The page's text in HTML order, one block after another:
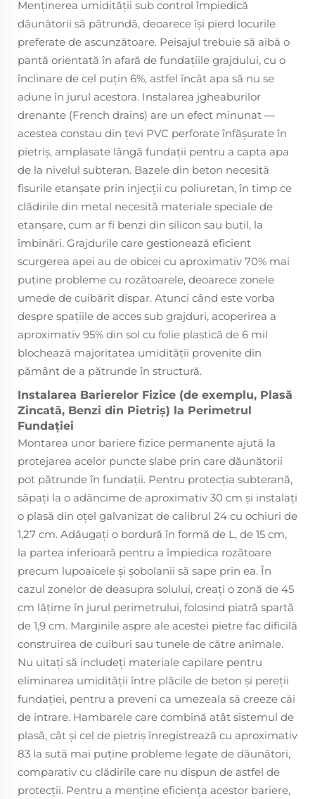
Menținerea umidității sub control împiedică
dăunătorii să pătrundă, deoarece își pierd locurile
preferate de ascunzătoare. Peisajul trebuie să aibă o
pantă orientată în afară de fundațiile grajdului, cu o
înclinare de cel puțin 6%, astfel încât apa să nu se
adune în jurul acestora. Instalarea jgheaburilor
drenante (French drains) are un efect minunat —
acestea constau din țevi PVC perforate înfășurate în
pietriș, amplasate lângă fundații pentru a capta apa
de la nivelul subteran. Bazele din beton necesită
fisurile etanșate prin injecții cu poliuretan, în timp ce
clădirile din metal necesită materiale speciale de
etanșare, cum ar fi benzi din silicon sau butil, la
îmbinări. Grajdurile care gestionează eficient
scurgerea apei au de obicei cu aproximativ 70% mai
puține probleme cu rozătoarele, deoarece zonele
umede de cuibărit dispar. Atunci când este vorba
despre spațiile de acces sub grajduri, acoperirea a
aproximativ 95% din sol cu folie plastică de 6 mil
blochează majoritatea umidității provenite din
pământ de a pătrunde în structură.
Instalarea Barierelor Fizice (de exemplu, Plasă
Zincată, Benzi din Pietriș) la Perimetrul
Fundației
Montarea unor bariere fizice permanente ajută la
protejarea acelor puncte slabe prin care dăunătorii
pot pătrunde în fundații. Pentru protecția subterană,
săpați la o adâncime de aproximativ 30 cm și instalați
o plasă din oțel galvanizat de calibrul 24 cu ochiuri de
1,27 cm. Adăugați o bordură în formă de L, de 15 cm,
la partea inferioară pentru a împiedica rozătoare
precum lupoaicele și șobolanii să sape prin ea. În
cazul zonelor de deasupra solului, creați o zonă de 45
cm lățime în jurul perimetrului, folosind piatră spartă
de 1,9 cm. Marginile aspre ale acestei pietre fac dificilă
construirea de cuiburi sau tunele de către animale.
Nu uitați să includeți materiale capilare pentru
eliminarea umidității între plăcile de beton și pereții
fundației, pentru a preveni ca umezeala să creeze căi
de intrare. Hambarele care combină atât sistemul de
plasă, cât și cel de pietriș înregistrează cu aproximativ
83 la sută mai puține probleme legate de dăunători,
comparativ cu clădirile care nu dispun de astfel de
protecții. Pentru a menține eficiența acestor bariere,